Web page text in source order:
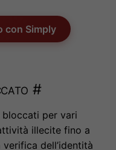
con Simply
#
per vari
illecite fino a
dell’identità